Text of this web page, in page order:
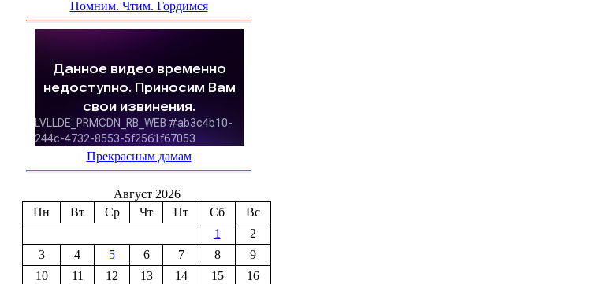
Помним. Чтим. Гордимся
Прекрасным дамам
Август 2026
Пн
Вт Ср Чт Пт Сб
Вс
1
2
3
4 5 6 7 8
9
10
11 12 13 14 15
16